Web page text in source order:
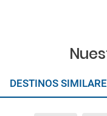
DESTINOS